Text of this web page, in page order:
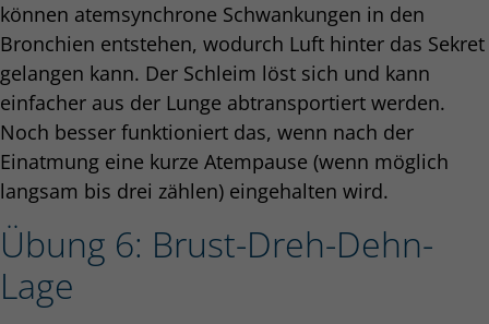
können atemsynchrone Schwankungen in den
Bronchien entstehen, wodurch Luft hinter das Sekret
gelangen kann. Der Schleim löst sich und kann
einfacher aus der Lunge abtransportiert werden.
Noch besser funktioniert das, wenn nach der
Einatmung eine kurze Atempause (wenn möglich
langsam bis drei zählen) eingehalten wird.
Übung 6: Brust-Dreh-Dehn-
Lage